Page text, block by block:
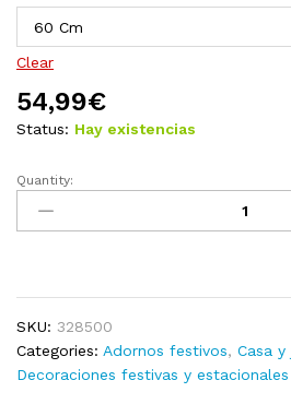
Clear
54,99€
Status: Hay existencias
Figura
decorativa
de
tela
lujosa
60
Quantity:
SKU: 328500
Categories: Adornos festivos, Casa y
Decoraciones festivas y estacionales